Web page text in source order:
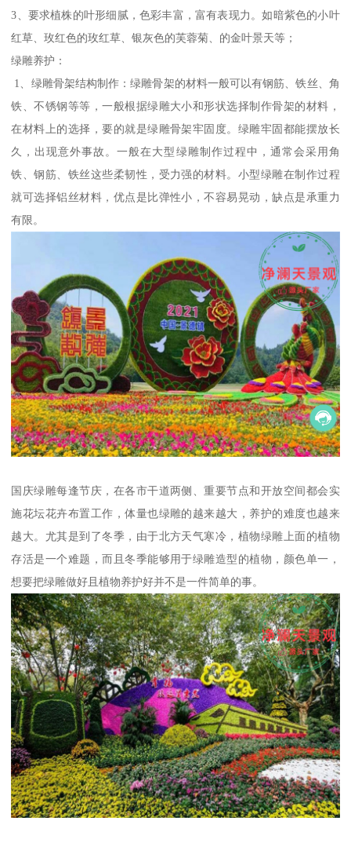
3、要求植株的叶形细腻，色彩丰富，富有表现力。如暗紫色的小叶
红草、玫红色的玫红草、银灰色的芙蓉菊、的金叶景天等；
绿雕养护：
1、绿雕骨架结构制作：绿雕骨架的材料一般可以有钢筋、铁丝、角
铁、不锈钢等等，一般根据绿雕大小和形状选择制作骨架的材料，
在材料上的选择，要的就是绿雕骨架牢固度。绿雕牢固都能摆放长
久，出现意外事故。一般在大型绿雕制作过程中，通常会采用角
铁、钢筋、铁丝这些柔韧性，受力强的材料。小型绿雕在制作过程
就可选择铝丝材料，优点是比弹性小，不容易晃动，缺点是承重力
有限。
国庆绿雕每逢节庆，在各市干道两侧、重要节点和开放空间都会实
施花坛花卉布置工作，体量也绿雕的越来越大，养护的难度也越来
越大。尤其是到了冬季，由于北方天气寒冷，植物绿雕上面的植物
存活是一个难题，而且冬季能够用于绿雕造型的植物，颜色单一，
想要把绿雕做好且植物养护好并不是一件简单的事。